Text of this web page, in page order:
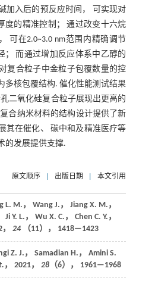
加入后的预反应时间， 可实现对
度的精准控制； 通过改变十六烷
可在2.0~3.0 nm范围内精确调节
； 而通过增加反应体系中乙醇的
复合粒子中金粒子包覆数量的控
多核包覆结构. 催化性能测试结果
二氧化硅复合粒子展现出更高的
合纳米材料的结构设计提供了新
其在催化、 碳中和及精准医疗等
的发展提供支撑.
原文顺序 出版日期 本文引用
L. M.， Wang J.， Jiang X. M.，
Y. L.， Wu X. C.， Chen C. Y.，
， 24（11）， 1418—1423
Z. J.， Samadian H.， Amini S.
， 2021， 28（6）， 1961—1968